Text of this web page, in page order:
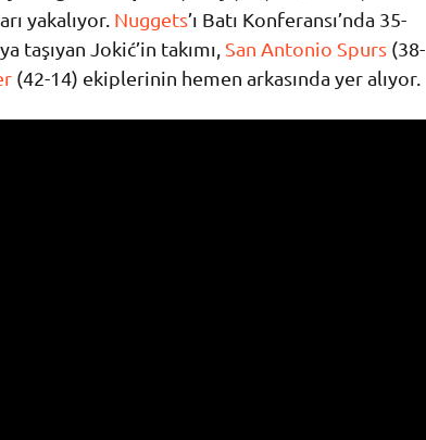
yakalıyor. Nuggets’ı Batı Konferansı’nda 35-
taşıyan Jokić’in takımı, San Antonio Spurs (38-
(42-14) ekiplerinin hemen arkasında yer alıyor.